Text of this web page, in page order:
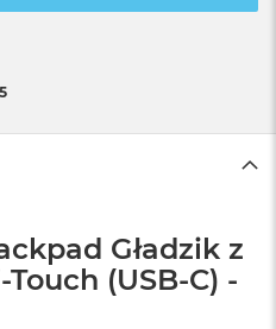
Gładzik z
(USB-C) -